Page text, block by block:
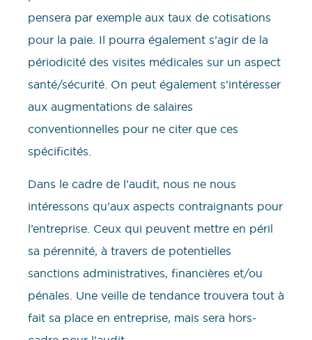
pensera par exemple aux taux de cotisations
pour la paie. Il pourra également s’agir de la
périodicité des visites médicales sur un aspect
santé/sécurité. On peut également s’intéresser
aux augmentations de salaires
conventionnelles pour ne citer que ces
spécificités.
Dans le cadre de l’audit, nous ne nous
intéressons qu’aux aspects contraignants pour
l’entreprise. Ceux qui peuvent mettre en péril
sa pérennité, à travers de potentielles
sanctions administratives, financières et/ou
pénales. Une veille de tendance trouvera tout à
fait sa place en entreprise, mais sera hors-